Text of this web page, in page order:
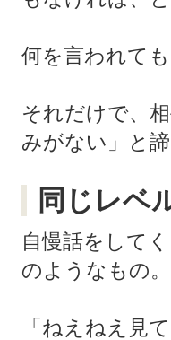
何を言われて
それだけで、
みがない」と
同じレベ
自慢話をして
のようなもの。
「ねえねえ見